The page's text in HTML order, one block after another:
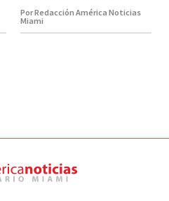
Por Redacción América Noticias
Miami